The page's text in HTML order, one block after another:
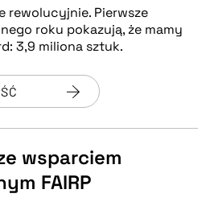
rewolucyjnie. Pierwsze
roku pokazują, że mamy
3,9 miliona sztuk.
wsparciem
FAIRP